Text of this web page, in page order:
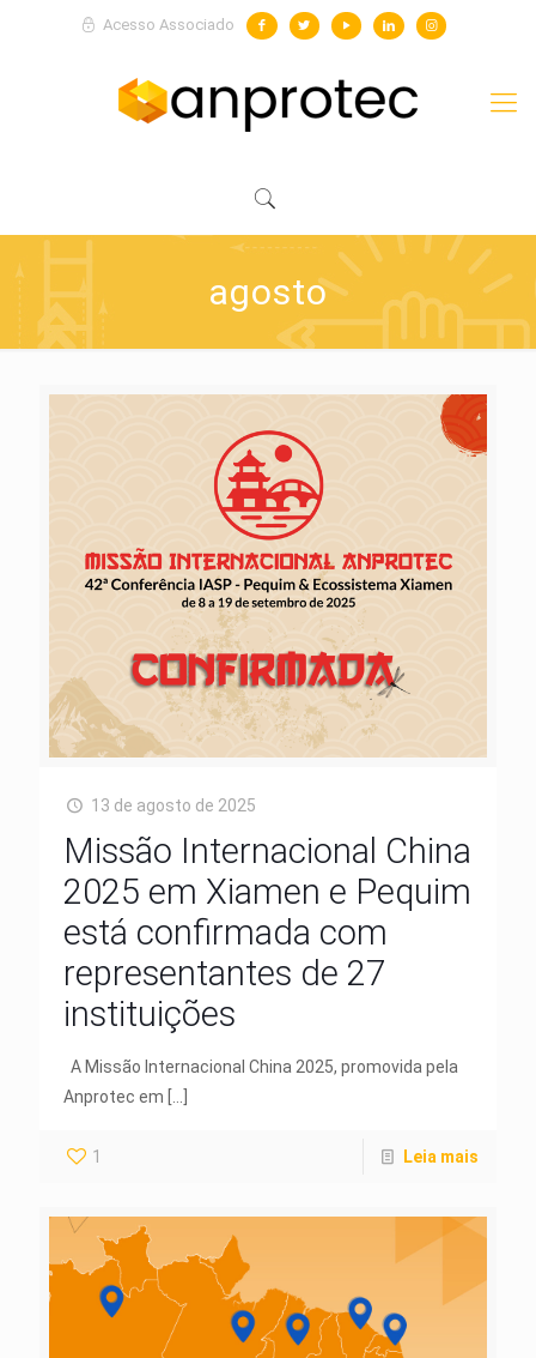
Acesso Associado
agosto
13 de agosto de 2025
Missão Internacional China
2025 em Xiamen e Pequim
está confirmada com
representantes de 27
instituições
A Missão Internacional China 2025, promovida pela
Anprotec em […]
1 Leia mais